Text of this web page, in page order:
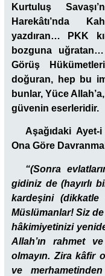
Kurtuluş
Harekâtı’nda
yazdıran… PKK
bozguna
Görüş
doğuran, hep bu
bunlar, Yüce
güvenin eserleridir.
Aşağıdaki
Ona Göre
“(Sonra
gidiniz de (hayırlı
kardeşini (dikkatle
Müslümanlar! Siz
hâkimiyetinizi
Allah’ın rahmet
olmayın. Zira kâfir
ve